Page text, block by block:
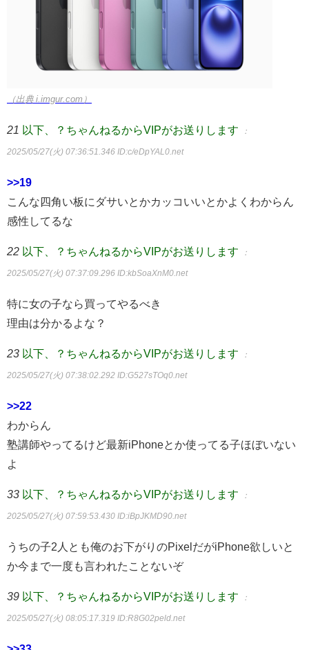
（出典 i.imgur.com）
21 以下、？ちゃんねるからVIPがお送りします ：
2025/05/27(火) 07:36:51.346 ID:c/eDpYAL0.net
>>19
こんな四角い板にダサいとかカッコいいとかよくわからん
感性してるな
22 以下、？ちゃんねるからVIPがお送りします ：
2025/05/27(火) 07:37:09.296 ID:kbSoaXnM0.net
特に女の子なら買ってやるべき
理由は分かるよな？
23 以下、？ちゃんねるからVIPがお送りします ：
2025/05/27(火) 07:38:02.292 ID:G527sTOq0.net
>>22
わからん
塾講師やってるけど最新iPhoneとか使ってる子ほぼいない
よ
33 以下、？ちゃんねるからVIPがお送りします ：
2025/05/27(火) 07:59:53.430 ID:iBpJKMD90.net
うちの子2人とも俺のお下がりのPixelだがiPhone欲しいと
か今まで一度も言われたことないぞ
39 以下、？ちゃんねるからVIPがお送りします ：
2025/05/27(火) 08:05:17.319 ID:R8G02peld.net